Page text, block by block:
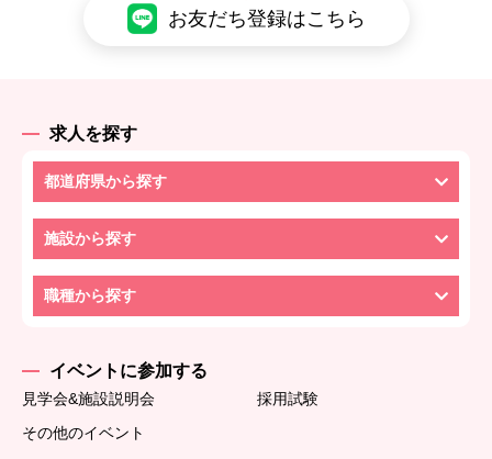
お友だち登録はこちら
求人を探す
都道府県から探す
施設から探す
職種から探す
イベントに参加する
見学会&施設説明会
採用試験
その他のイベント